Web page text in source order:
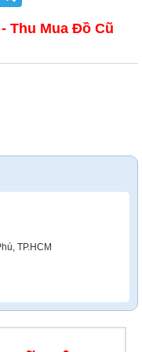
Thu Mua Đồ Cũ
TP.HCM